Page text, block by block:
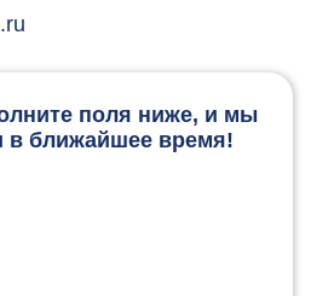
поля ниже, и мы
в ближайшее время!